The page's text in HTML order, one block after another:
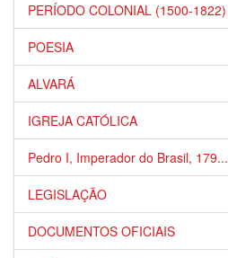
PERÍODO COLONIAL (1500-1822)
POESIA
ALVARÁ
IGREJA CATÓLICA
Pedro I, Imperador do Brasil, 179...
LEGISLAÇÃO
DOCUMENTOS OFICIAIS